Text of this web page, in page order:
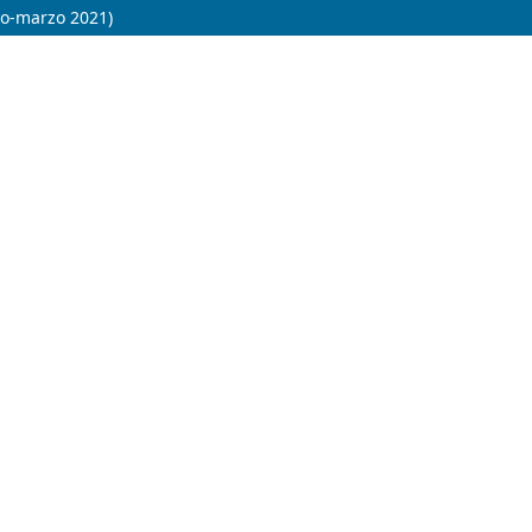
marzo 2021)